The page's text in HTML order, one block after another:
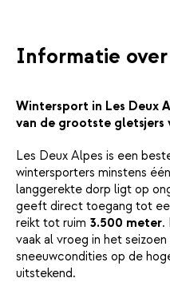
Informatie over
Wintersport in Les Deux
van de grootste gletsjers
Les Deux Alpes is een
wintersporters minstens
langgerekte dorp ligt op
geeft direct toegang tot
reikt tot ruim 3.500 meter.
vaak al vroeg in het
sneeuwcondities op de
uitstekend.